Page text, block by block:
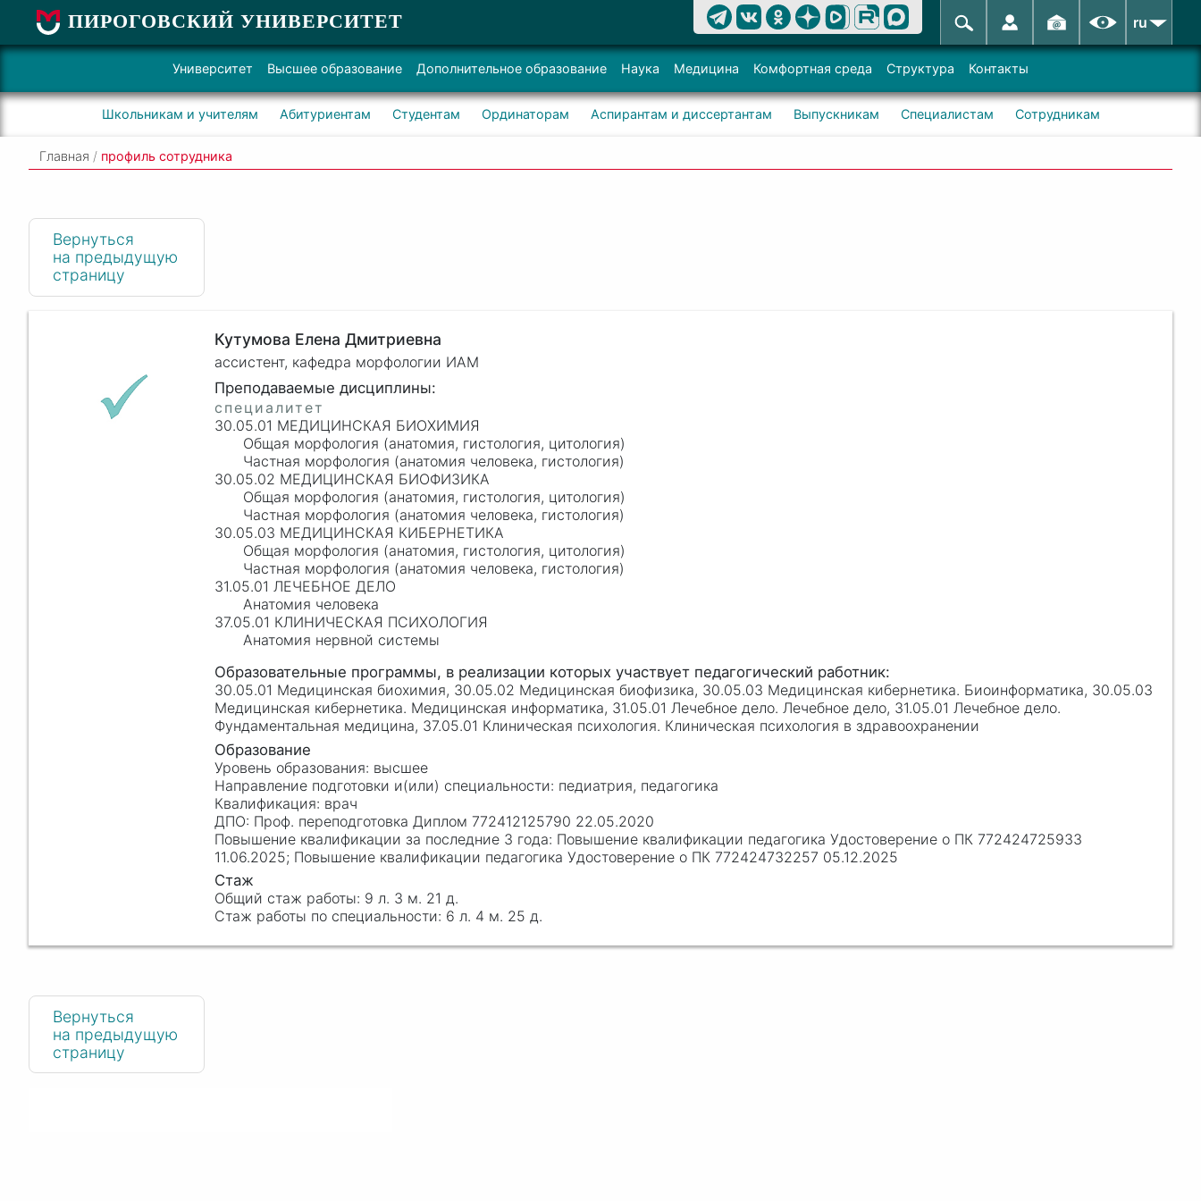
ПИРОГОВСКИЙ УНИВЕРСИТЕТ ru
Университет Высшее образование Дополнительное образование Наука Медицина Комфортная среда Структура Контакты
Школьникам и учителям Абитуриентам Студентам Ординаторам Аспирантам и диссертантам Выпускникам Специалистам Сотрудникам
Главная / профиль сотрудника
Вернуться
на предыдущую
страницу
Кутумова Елена Дмитриевна
ассистент, кафедра морфологии ИАМ
30.05.01 МЕДИЦИНСКАЯ БИОХИМИЯ
Общая морфология (анатомия, гистология, цитология)
Частная морфология (анатомия человека, гистология)
30.05.02 МЕДИЦИНСКАЯ БИОФИЗИКА
Общая морфология (анатомия, гистология, цитология)
Частная морфология (анатомия человека, гистология)
30.05.03 МЕДИЦИНСКАЯ КИБЕРНЕТИКА
Общая морфология (анатомия, гистология, цитология)
Частная морфология (анатомия человека, гистология)
31.05.01 ЛЕЧЕБНОЕ ДЕЛО
Анатомия человека
37.05.01 КЛИНИЧЕСКАЯ ПСИХОЛОГИЯ
Анатомия нервной системы
30.05.01 Медицинская биохимия, 30.05.02 Медицинская биофизика, 30.05.03 Медицинская кибернетика. Биоинформатика, 30.05.03
Медицинская кибернетика. Медицинская информатика, 31.05.01 Лечебное дело. Лечебное дело, 31.05.01 Лечебное дело.
Фундаментальная медицина, 37.05.01 Клиническая психология. Клиническая психология в здравоохранении
высшее
педиатрия, педагогика
врач
Проф. переподготовка Диплом 772412125790 22.05.2020
Повышение квалификации педагогика Удостоверение о ПК 772424725933
11.06.2025; Повышение квалификации педагогика Удостоверение о ПК 772424732257 05.12.2025
9 л. 3 м. 21 д.
6 л. 4 м. 25 д.
Вернуться
на предыдущую
страницу